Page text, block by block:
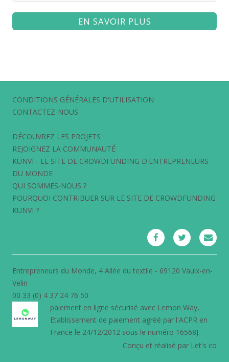
EN SAVOIR PLUS
CONDITIONS GÉNÉRALES D'UTILISATION
CONTACTEZ-NOUS
DÉCOUVREZ LES PROJETS
REJOIGNEZ LA COMMUNAUTÉ
KUNVI - LE SITE DE CROWDFUNDING D'ENTREPRENEURS
DU MONDE
QUI SOMMES-NOUS ?
POURQUOI CONTRIBUER SUR LE SITE DE CROWDFUNDING
KUNVI ?
Entrepreneurs du Monde, 4 Allée du textile - 69120 Vaulx-en-
Velin
00 33 (0) 4 37 24 76 50
paiement en ligne sécurisé avec Lemon Way,
Etablissement de paiement agréé par l'ACPR en
France le 24/12/2012 sous le numéro 16568J.
Conçu et réalisé par Let's co